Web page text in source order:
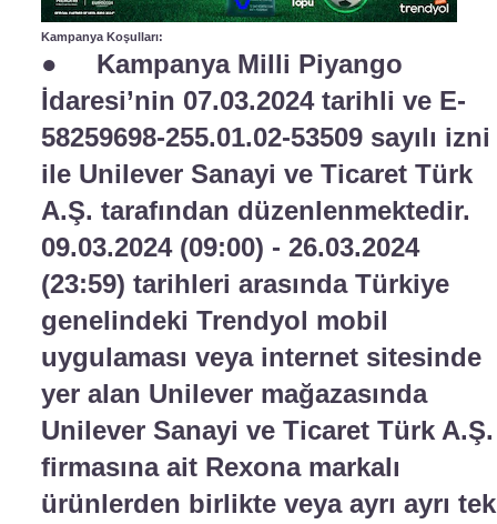
Kampanya Koşulları:
● Kampanya Milli Piyango
İdaresi’nin 07.03.2024 tarihli ve E-
58259698-255.01.02-53509 sayılı izni
ile Unilever Sanayi ve Ticaret Türk
A.Ş. tarafından düzenlenmektedir.
09.03.2024 (09:00) - 26.03.2024
(23:59) tarihleri arasında Türkiye
genelindeki Trendyol mobil
uygulaması veya internet sitesinde
yer alan Unilever mağazasında
Unilever Sanayi ve Ticaret Türk A.Ş.
firmasına ait Rexona markalı
ürünlerden birlikte veya ayrı ayrı tek